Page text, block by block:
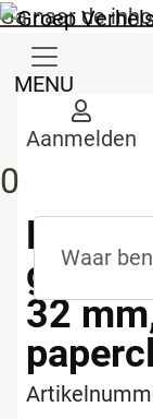
Ga naar de
MENU
Aanmelden
0
Lyreco
32